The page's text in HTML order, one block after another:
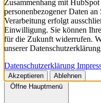
Zusammenhang mit
personenbezogener Daten
Verarbeitung erfolgt
Einwilligung. Sie können
für die Zukunft widerrufen.
unserer
Datenschutzerklärung
Akzeptieren
Ablehnen
Öffne Hauptmenü